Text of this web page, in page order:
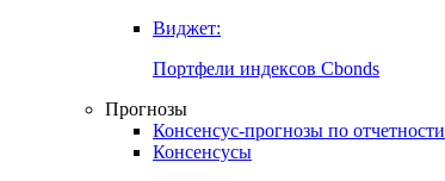
Виджет:
Портфели индексов Cbonds
Прогнозы
Консенсус-прогнозы по отчетности
Консенсусы